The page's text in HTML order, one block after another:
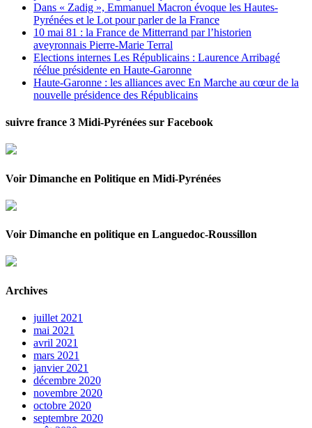
Dans « Zadig », Emmanuel Macron évoque les Hautes-
Pyrénées et le Lot pour parler de la France
10 mai 81 : la France de Mitterrand par l’historien
aveyronnais Pierre-Marie Terral
Elections internes Les Républicains : Laurence Arribagé
réélue présidente en Haute-Garonne
Haute-Garonne : les alliances avec En Marche au cœur de la
nouvelle présidence des Républicains
suivre france 3 Midi-Pyrénées sur Facebook
Voir Dimanche en Politique en Midi-Pyrénées
Voir Dimanche en politique en Languedoc-Roussillon
Archives
juillet 2021
mai 2021
avril 2021
mars 2021
janvier 2021
décembre 2020
novembre 2020
octobre 2020
septembre 2020